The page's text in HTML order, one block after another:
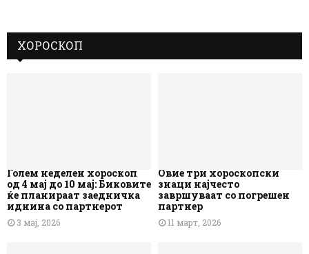
ХОРОСКОП
Голем неделен хороскоп
од 4 мај до 10 мај: Биковите
ќе планираат заедничка
иднина со партнерот
3 мај, 2026
Овие три хороскопски
знаци најчесто
завршуваат со погрешен
партнер
11 март, 2026